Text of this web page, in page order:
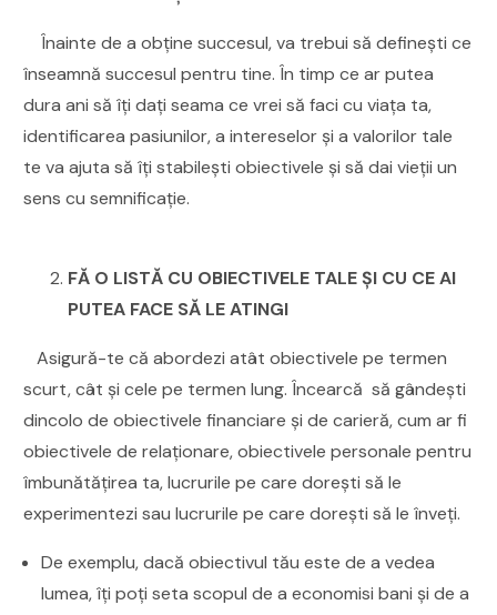
Înainte de a obține succesul, va trebui să definești ce
înseamnă succesul pentru tine. În timp ce ar putea
dura ani să îți dați seama ce vrei să faci cu viața ta,
identificarea pasiunilor, a intereselor și a valorilor tale
te va ajuta să îți stabilești obiectivele și să dai vieții un
sens cu semnificație.
FĂ O LISTĂ CU OBIECTIVELE TALE ȘI CU CE AI
PUTEA FACE SĂ LE ATINGI
Asigură-te că abordezi atât obiectivele pe termen
scurt, cât și cele pe termen lung. Încearcă să gândești
dincolo de obiectivele financiare și de carieră, cum ar fi
obiectivele de relaționare, obiectivele personale pentru
îmbunătățirea ta, lucrurile pe care dorești să le
experimentezi sau lucrurile pe care dorești să le înveți.
De exemplu, dacă obiectivul tău este de a vedea
lumea, îți poți seta scopul de a economisi bani și de a